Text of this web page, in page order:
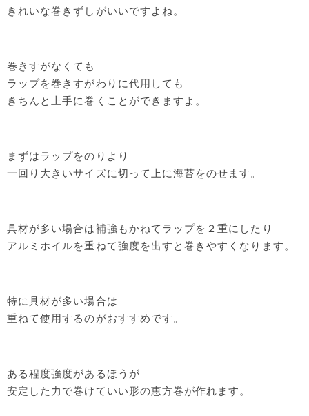
きれいな巻きずしがいいですよね。
巻きすがなくても
ラップを巻きすがわりに代用しても
きちんと上手に巻くことができますよ。
まずはラップをのりより
一回り大きいサイズに切って上に海苔をのせます。
具材が多い場合は補強もかねてラップを２重にしたり
アルミホイルを重ねて強度を出すと巻きやすくなります。
特に具材が多い場合は
重ねて使用するのがおすすめです。
ある程度強度があるほうが
安定した力で巻けていい形の恵方巻が作れます。